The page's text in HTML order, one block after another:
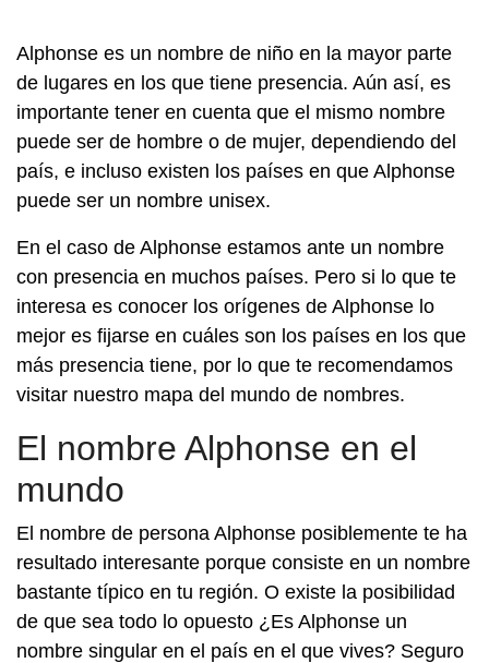
Alphonse es un nombre de niño en la mayor parte
de lugares en los que tiene presencia. Aún así, es
importante tener en cuenta que el mismo nombre
puede ser de hombre o de mujer, dependiendo del
país, e incluso existen los países en que Alphonse
puede ser un nombre unisex.
En el caso de Alphonse estamos ante un nombre
con presencia en muchos países. Pero si lo que te
interesa es conocer los orígenes de Alphonse lo
mejor es fijarse en cuáles son los países en los que
más presencia tiene, por lo que te recomendamos
visitar nuestro mapa del mundo de nombres.
El nombre Alphonse en el
mundo
El nombre de persona Alphonse posiblemente te ha
resultado interesante porque consiste en un nombre
bastante típico en tu región. O existe la posibilidad
de que sea todo lo opuesto ¿Es Alphonse un
nombre singular en el país en el que vives? Seguro